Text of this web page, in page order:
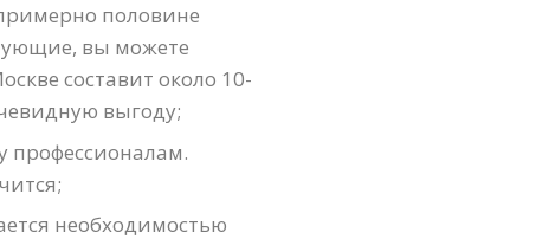
половине
вы можете
составит около 10-
выгоду;
профессионалам.
необходимостью